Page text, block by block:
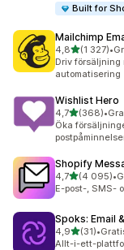
Built for
Mailchimp
4,8av 5 stjärnor
(1 327)
1327 •
Driv försäljning
automatisering
Wishlist Hero
4,7av 5 stjärnor
(368)
368 •
Öka
Shopify
4,7av 5 stjärnor
(4 095)
4095 •
E-post-, SMS-
Spoks: Email
4,9av 5 stjärnor
(31)
31 recensioner
•
Allt-i-ett-